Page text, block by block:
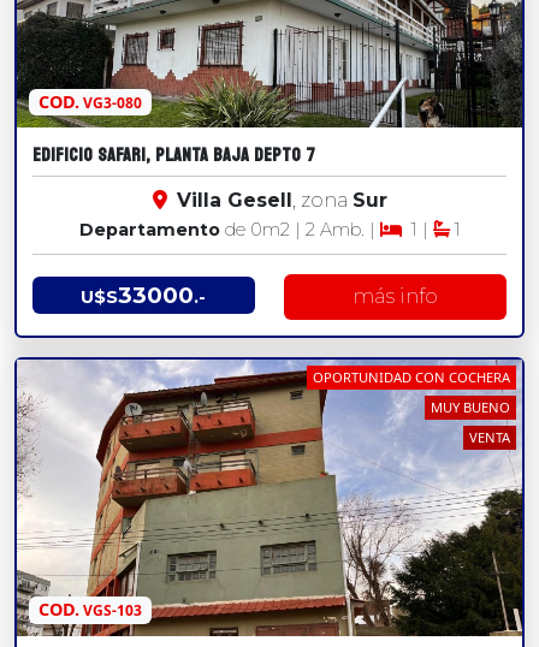
COD.VG3-080
EDIFICIO SAFARI, PLANTA BAJA DEPTO 7
Villa Gesell , zona Sur
Departamentode 0m2| 2 Amb. | 1 | 1
U$S33000.- más info
COD.VGS-103
OPORTUNIDAD CON COCHERA
MUY BUENO
VENTA